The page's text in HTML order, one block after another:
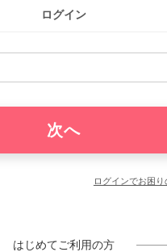
ログイン
ログインでお困
はじめてご利用の方